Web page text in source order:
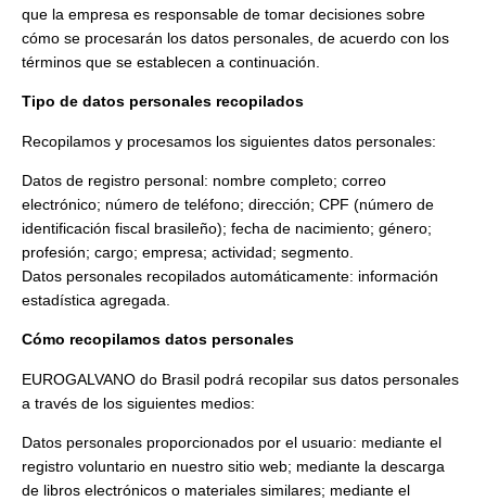
que la empresa es responsable de tomar decisiones sobre
cómo se procesarán los datos personales, de acuerdo con los
términos que se establecen a continuación.
Tipo de datos personales recopilados
Recopilamos y procesamos los siguientes datos personales:
Datos de registro personal: nombre completo; correo
electrónico; número de teléfono; dirección; CPF (número de
identificación fiscal brasileño); fecha de nacimiento; género;
profesión; cargo; empresa; actividad; segmento.
Datos personales recopilados automáticamente: información
estadística agregada.
Cómo recopilamos datos personales
EUROGALVANO do Brasil podrá recopilar sus datos personales
a través de los siguientes medios:
Datos personales proporcionados por el usuario: mediante el
registro voluntario en nuestro sitio web; mediante la descarga
de libros electrónicos o materiales similares; mediante el